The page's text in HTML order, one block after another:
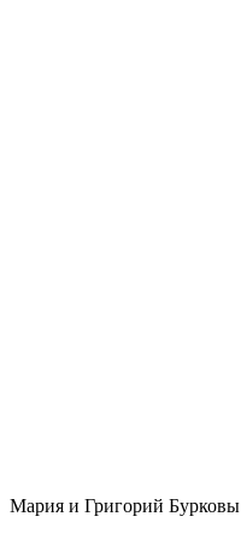
Мария и Григорий Бурковы